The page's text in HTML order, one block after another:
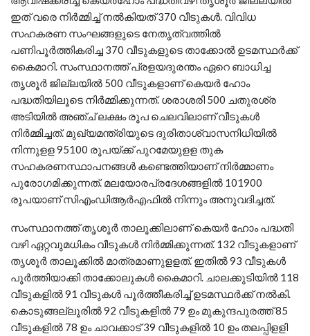
ഇത് വരെ നിർമ്മിച്ച് നൽകിയത് 370 വീടുകൾ. വിവിധ
സഹകരണ സംഘങ്ങളുടെ നേതൃത്വത്തിൽ
പണിപൂർത്തികരിച്ച 370 വീടുകളുടെ താക്കോൽ ഉടമസ്ഥർക്ക്
കൈമാറി. സംസ്ഥാനത്ത് പ്രളയദുരന്തം ഏറെ ബാധിച്ച
തൃശൂർ ജില്ലയിൽ 500 വീടുകളാണ് കെയർ ഹോം
പദ്ധതിയിലൂടെ നിർമ്മിക്കുന്നത്. ശരാശരി 500 ചതുരശ്ര
അടിയിൽ അഞ്ച് ലക്ഷം രൂപ ചെലവിലാണ് വീടുകൾ
നിർമ്മിച്ചത്. മുഖ്യമന്ത്രിയുടെ ദുരിതാശ്വാസനിധിയിൽ
നിന്നുളള 95100 രൂപയ്ക്ക് പുറമേയുളള തുക
സഹകരണസ്ഥാപനങ്ങൾ കണ്ടെത്തിയാണ് നിർമ്മാണം
പുരോഗമിക്കുന്നത്. മലയോരപ്രദേശങ്ങളിൽ 101900
രൂപയാണ് സിഎംഡിആർഎഫിൽ നിന്നും അനുവദിച്ചത്.
സംസ്ഥാനത്ത് തൃശൂർ താലൂക്കിലാണ് കെയർ ഹോം പദ്ധതി
വഴി ഏറ്റവുമധികം വീടുകൾ നിർമ്മിക്കുന്നത്. 132 വീടുകളാണ്
തൃശൂർ താലൂക്കിൽ മാത്രമാണുളളത്. ഇതിൽ 93 വീടുകൾ
പൂർത്തിയാക്കി താക്കോലുകൾ കൈമാറി. ചാലക്കുടിയിൽ 118
വീടുകളിൽ 91 വീടുകൾ പൂർത്തീകരിച്ച് ഉടമസ്ഥർക്ക് നൽകി.
കൊടുങ്ങല്ലൂരിൽ 92 വീടുകളിൽ 79 ഉം മുകുന്ദപുരത്ത് 85
വീടുകളിൽ 78 ഉം ചാവക്കാട് 39 വീടുകളിൽ 10 ഉം തലപ്പിളളി